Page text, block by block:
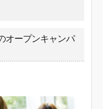
オープンキャンパ